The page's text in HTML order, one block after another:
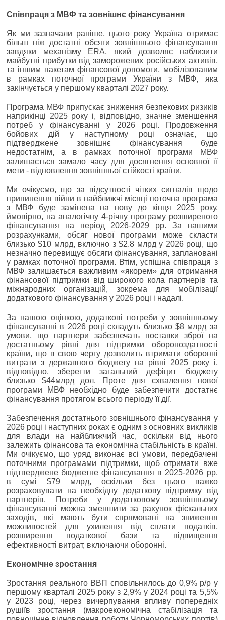
Співпраця з МВФ та зовнішнє фінансування
Як ми зазначали раніше, цього року Україна отримає
більш ніж достатні обсяги зовнішнього фінансування
завдяки механізму ERA, який дозволяє наблизити
майбутні прибутки від заморожених російських активів,
та іншим пакетам фінансової допомоги, мобілізованим
в рамках поточної програми України з МВФ, яка
закінчується у першому кварталі 2027 року.
Програма МВФ припускає зниження безпекових ризиків
наприкінці 2025 року і, відповідно, значне зменшення
потреб у фінансуванні у 2026 році. Продовження
бойових дій у наступному році означає, що
підтверджене зовнішнє фінансування буде
недостатнім, а в рамках поточної програми МВФ
залишається замало часу для досягнення основної її
мети - відновлення зовнішньої стійкості країни.
Ми очікуємо, що за відсутності чітких сигналів щодо
припинення війни в найближчі місяці поточна програма
з МВФ буде замінена на нову до кінця 2025 року,
ймовірно, на аналогічну 4-річну програму розширеного
фінансування на період 2026-2029 рр. За нашими
розрахунками, обсяг нової програми може скласти
близько $10 млрд, включно з $2.8 млрд у 2026 році, що
незначно перевищує обсяги фінансування, заплановані
у рамках поточної програми. Втім, успішна співпраця з
МВФ залишається важливим «якорем» для отримання
фінансової підтримки від широкого кола партнерів та
міжнародних організацій, зокрема для мобілізації
додаткового фінансування у 2026 році і надалі.
За нашою оцінкою, додаткові потреби у зовнішньому
фінансуванні в 2026 році складуть близько $8 млрд за
умови, що партнери забезпечать поставки зброї на
достатньому рівні для підтримки обороноздатності
країни, що в свою чергу дозволить втримати оборонні
витрати з державного бюджету на рівні 2025 року і,
відповідно, зберегти загальний дефіцит бюджету
близько $44млрд дол. Проте для схвалення нової
програми МВФ необхідно буде забезпечити достатнє
фінансування протягом всього періоду її дії.
Забезпечення достатнього зовнішнього фінансування у
2026 році і наступних роках є одним з основних викликів
для влади на найближчий час, оскільки від нього
залежить фінансова та економічна стабільність в країні.
Ми очікуємо, що уряд виконає всі умови, передбачені
поточними програмами підтримки, щоб отримати вже
підтверджене бюджетне фінансування в 2025-2026 рр.
в сумі $79 млрд, оскільки без цього важко
розраховувати на необхідну додаткову підтримку від
партнерів. Потреби у додатковому зовнішньому
фінансуванні можна зменшити за рахунок фіскальних
заходів, які мають бути спрямовані на зниження
можливостей для ухилення від сплати податків,
розширення податкової бази та підвищення
ефективності витрат, включаючи оборонні.
Економічне зростання
Зростання реального ВВП сповільнилось до 0,9% р/р у
першому кварталі 2025 року з 2,9% у 2024 році та 5,5%
у 2023 році, через вичерпування впливу попередніх
рушіїв зростання (макроекономічна стабілізація та